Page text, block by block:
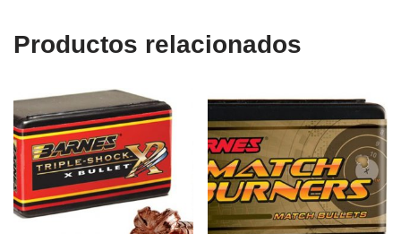
Productos relacionados